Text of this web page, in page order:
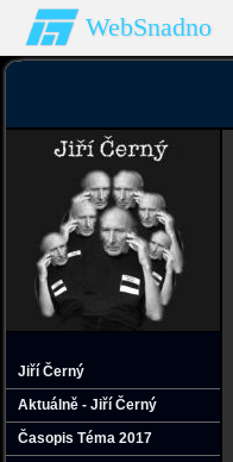
WebSnadno
Jiří Černý
Aktuálně - Jiří Černý
Časopis Téma 2017